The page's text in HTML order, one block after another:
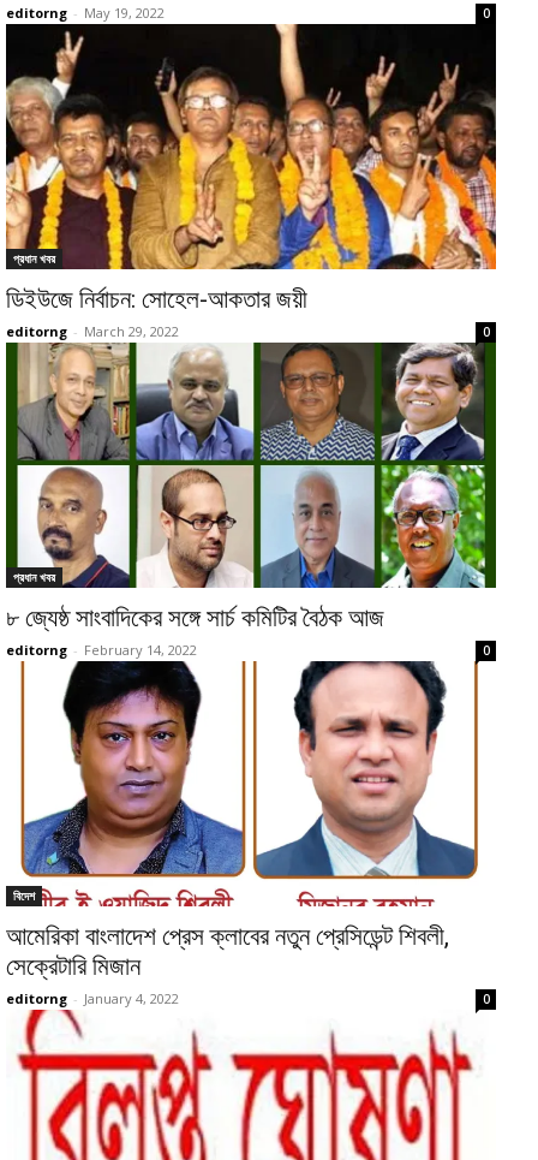
editorng - May 19, 2022 0
প্রধান খবর
ডিইউজে নির্বাচন: সোহেল-আকতার জয়ী
editorng - March 29, 2022 0
প্রধান খবর
৮ জ্যেষ্ঠ সাংবাদিকের সঙ্গে সার্চ কমিটির বৈঠক আজ
editorng - February 14, 2022 0
বিদেশ
আমেরিকা বাংলাদেশ প্রেস ক্লাবের নতুন প্রেসিডেন্ট শিবলী,
সেক্রেটারি মিজান
editorng - January 4, 2022 0